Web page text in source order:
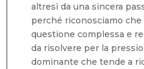
altresì da una sincera
perché riconosciamo
questione complessa e
da risolvere per la
dominante che tende a